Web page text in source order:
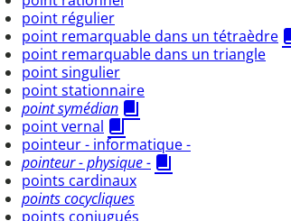
point régulier
point remarquable dans un tétraèdre
point remarquable dans un triangle
point singulier
point stationnaire
point symédian
point vernal
pointeur - informatique -
pointeur - physique -
points cardinaux
points cocycliques
points conjugués